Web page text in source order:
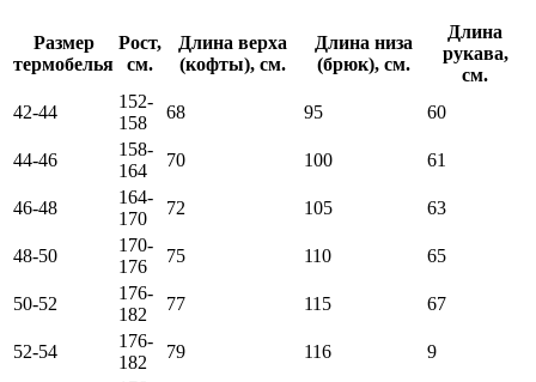
Размер
термобелья
Рост,
см.
Длина верха
(кофты), см.
Длина низа
(брюк), см.
Длина
рукава,
см.
42-44
152-
158
68 95 60
44-46
158-
164
70 100 61
46-48
164-
170
72 105 63
48-50
170-
176
75 110 65
50-52
176-
182
77 115 67
52-54
176-
182
79 116 9